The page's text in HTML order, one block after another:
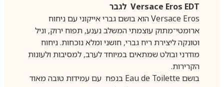
Versace Eros EDT לגבר
Versace Eros הוא בושם גברי אייקוני עם ניחוח
ארומטי־מתוק עוצמתי המשלב נענע, תפוח ירוק, וניל
וטונקה ליצירת ריח גברי, חושני ומלא נוכחות. ניחוח
מודרני ובולט שמתאים במיוחד לערב, למסיבות ולעונות
הקרירות.
בושם Eau de Toilette בנפח עם עמידות טובה מאוד